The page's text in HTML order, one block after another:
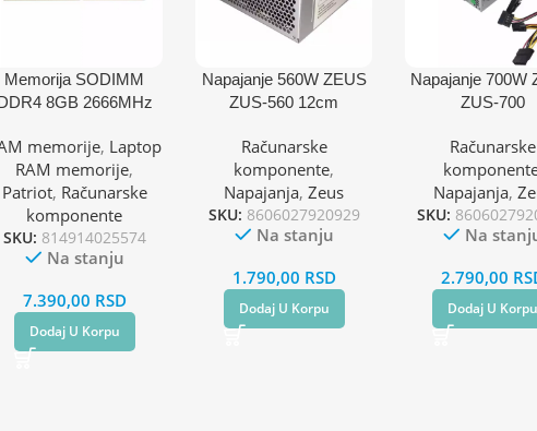
Memorija SODIMM
8GB 2666MHz
PSD48G266681S
memorije, Laptop
RAM memorije,
Patriot, Računarske
komponente
SKU: 814914025574
Na stanju
7.390,00 RSD
Dodaj U Korpu
Napajanje 560W ZEUS
ZUS-560 12cm
Računarske
komponente,
Napajanja,Zeus
SKU: 8606027920929
Na stanju
1.790,00 RSD
Dodaj U Korpu
Napajanje 700W
ZUS-700
Računarske
Napajanja,
SKU:
Na
2.790,00
Dodaj U Korpu